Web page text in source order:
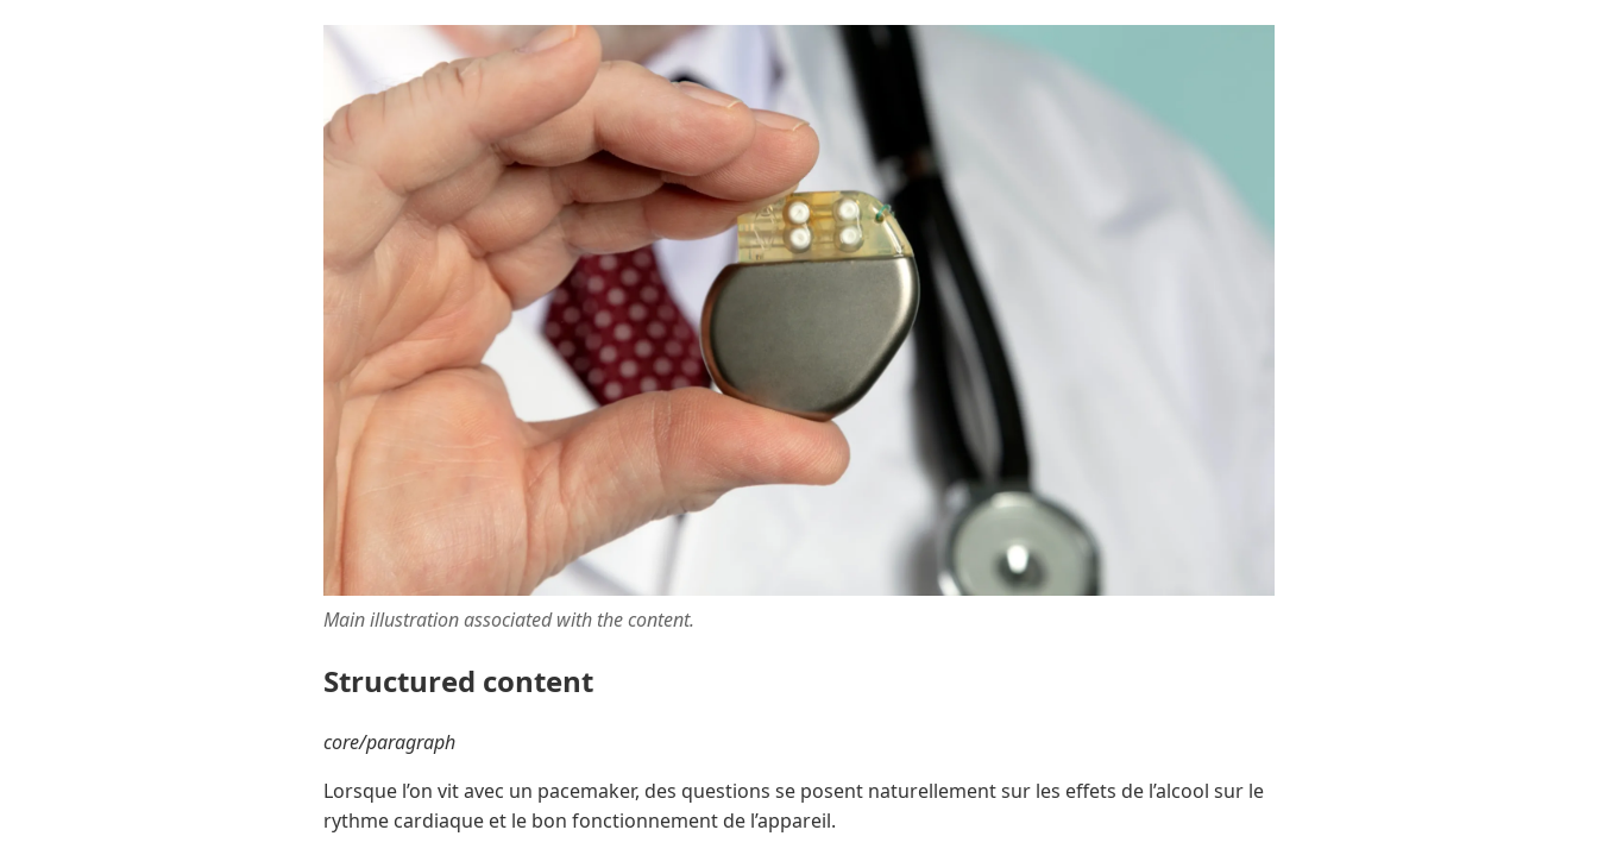
Main illustration associated with the content.
Structured content
core/paragraph
Lorsque l’on vit avec un pacemaker, des questions se posent naturellement sur les effets de l’alcool sur le
rythme cardiaque et le bon fonctionnement de l’appareil.